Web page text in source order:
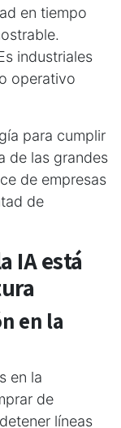
en tiempo
industriales
operativo
para cumplir
de las grandes
de empresas
de
IA está
en la
en la
de
líneas